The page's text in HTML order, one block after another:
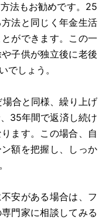
法もお勧めです。25
法と同じく年金生活
ができます。この一
子供が独立後に老後
でしょう。
合と同様、繰り上げ
35年間で返済し続け
ます。この場合、自
額を把握し、しっか
安がある場合は、フ
門家に相談してみる